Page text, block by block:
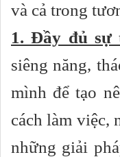
và cả trong
1. Đầy đủ sự
siêng năng,
mình để tạo
cách làm việc,
những giải